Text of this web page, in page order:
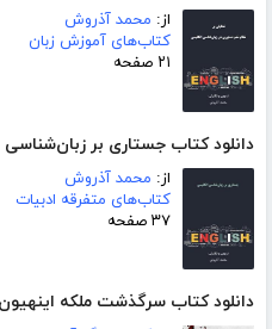
از: محمد آذروش
کتاب‌های آموزش زبان
۲۱ صفحه
دانلود کتاب جستاری بر
از: محمد آذروش
کتاب‌های متفرقه ادبیات
۳۷ صفحه
دانلود کتاب سرگذشت ملکه اینهیون